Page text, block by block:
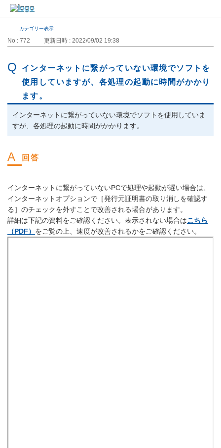
カテゴリー表示
No : 772 更新日時 : 2022/09/02 19:38
インターネットに繋がっていない環境でソフトを
使用していますが、各処理の起動に時間がかかり
ます。
インターネットに繋がっていない環境でソフトを使用していま
すが、各処理の起動に時間がかかります。
インターネットに繋がっていないPCで処理や起動が遅い場合は、
インターネットオプションで［発行元証明書の取り消しを確認す
る］のチェックを外すことで改善される場合があります。
詳細は下記の資料をご確認ください。表示されない場合はこちら
（PDF） をご覧の上、速度が改善されるかをご確認ください。